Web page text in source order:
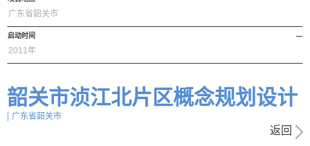
广东省韶关市
启动时间
2011年
韶关市浈江北片区概念规划设计
| 广东省韶关市
返回